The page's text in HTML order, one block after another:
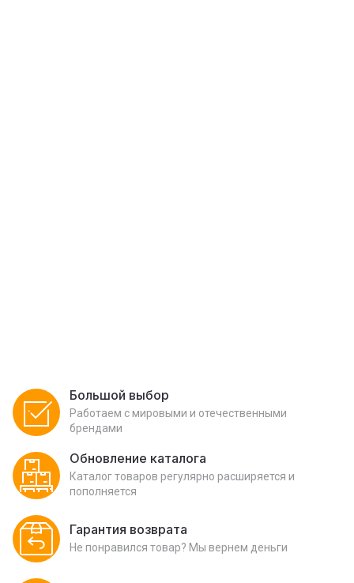
Большой выбор
Работаем с мировыми и отечественными
брендами
Обновление каталога
Каталог товаров регулярно расширяется и
пополняется
Гарантия возврата
Не понравился товар? Мы вернем деньги